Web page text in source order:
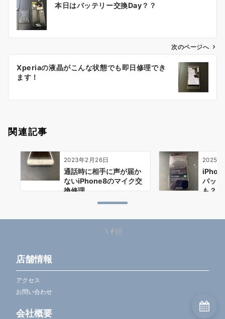
ン
本日はバッテリー交換Day？？
次のページへ
Xperiaの液晶がこんな状態でも即日修理でき
ます！
関連記事
2023年2月26日
通話時に相手に声が届か
ないiPhone8のマイク交
換修理
2025
バッ
も？
店舗情報
アクセス
お問い合わせ
会社概要